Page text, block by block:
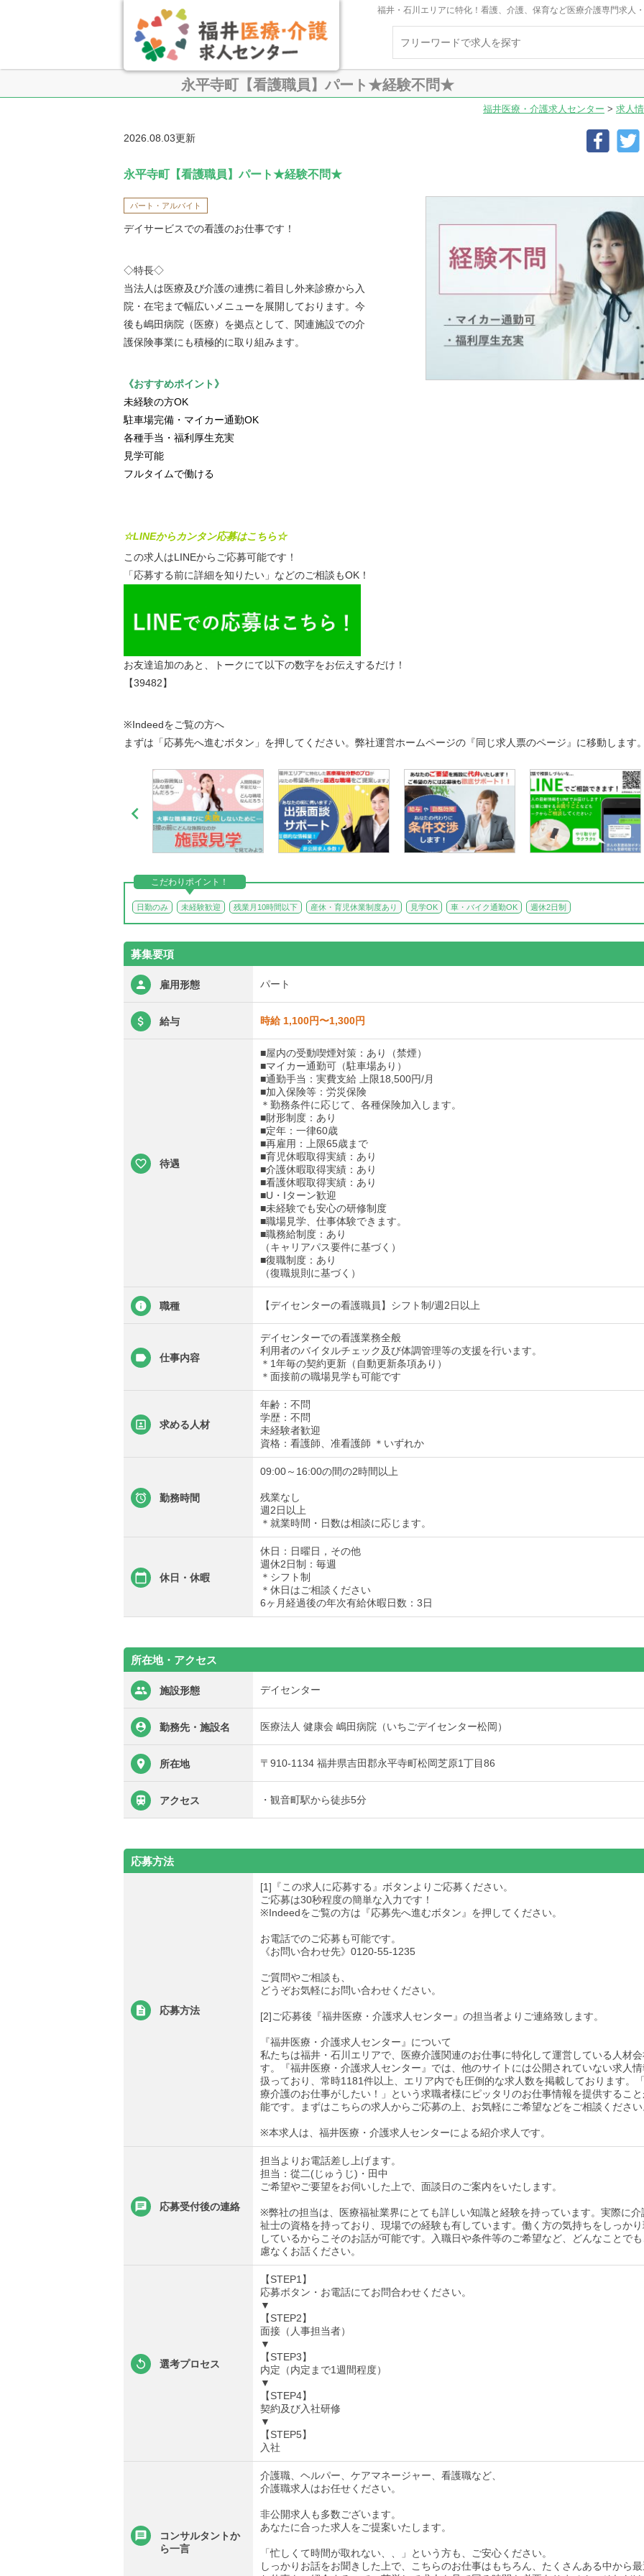
福井・石川エリアに特化！看護、介護、保育など医療介護専門求人
永平寺町【看護職員】パート★経験不問★
福井医療・介護求人センター > 求人
2026.08.03更新
永平寺町【看護職員】パート★経験不問★
パート・アルバイト
デイサービスでの看護のお仕事です！
◇特長◇
当法人は医療及び介護の連携に着目し外来診療から入
院・在宅まで幅広いメニューを展開しております。今
後も嶋田病院（医療）を拠点として、関連施設での介
護保険事業にも積極的に取り組みます。
《おすすめポイント》
未経験の方OK
駐車場完備・マイカー通勤OK
各種手当・福利厚生充実
見学可能
フルタイムで働ける
☆LINEからカンタン応募はこちら☆
この求人はLINEからご応募可能です！
「応募する前に詳細を知りたい」などのご相談もOK！
お友達追加のあと、トークにて以下の数字をお伝えするだけ！
【39482】
※Indeedをご覧の方へ
まずは「応募先へ進むボタン」を押してください。弊社運営ホームページの『同じ求人票のページ』に移動します

こだわりポイント！
日勤のみ 未経験歓迎 残業月10時間以下 産休・育児休業制度あり 見学OK 車・バイク通勤OK 週休2日制
募集要項
雇用形態 パート
給与 時給 1,100円〜1,300円
待遇
■屋内の受動喫煙対策：あり（禁煙）
■マイカー通勤可（駐車場あり）
■通勤手当：実費支給 上限18,500円/月
■加入保険等：労災保険
＊勤務条件に応じて、各種保険加入します。
■財形制度：あり
■定年：一律60歳
■再雇用：上限65歳まで
■育児休暇取得実績：あり
■介護休暇取得実績：あり
■看護休暇取得実績：あり
■U・Iターン歓迎
■未経験でも安心の研修制度
■職場見学、仕事体験できます。
■職務給制度：あり
（キャリアパス要件に基づく）
■復職制度：あり
（復職規則に基づく）
職種 【デイセンターの看護職員】シフト制/週2日以上
仕事内容
デイセンターでの看護業務全般
利用者のバイタルチェック及び体調管理等の支援を行います。
＊1年毎の契約更新（自動更新条項あり）
＊面接前の職場見学も可能です
求める人材
年齢：不問
学歴：不問
未経験者歓迎
資格：看護師、准看護師 ＊いずれか
勤務時間
09:00～16:00の間の2時間以上
残業なし
週2日以上
＊就業時間・日数は相談に応じます。
休日・休暇
休日：日曜日，その他
週休2日制：毎週
＊シフト制
＊休日はご相談ください
6ヶ月経過後の年次有給休暇日数：3日
所在地・アクセス
施設形態 デイセンター
勤務先・施設名 医療法人 健康会 嶋田病院（いちごデイセンター松岡）
所在地 〒910-1134 福井県吉田郡永平寺町松岡芝原1丁目86
アクセス ・観音町駅から徒歩5分
応募方法
応募方法
[1]『この求人に応募する』ボタンよりご応募ください。
ご応募は30秒程度の簡単な入力です！
※Indeedをご覧の方は『応募先へ進むボタン』を押してください。
お電話でのご応募も可能です。
《お問い合わせ先》0120-55-1235
ご質問やご相談も、
どうぞお気軽にお問い合わせください。
[2]ご応募後『福井医療・介護求人センター』の担当者よりご連絡致します。
『福井医療・介護求人センター』について
私たちは福井・石川エリアで、医療介護関連のお仕事に特化して運営している人材
す。『福井医療・介護求人センター』では、他のサイトには公開されていない求人
扱っており、常時1181件以上、エリア内でも圧倒的な求人数を掲載しております。
療介護のお仕事がしたい！」という求職者様にピッタリのお仕事情報を提供するこ
能です。まずはこちらの求人からご応募の上、お気軽にご希望などをご相談くださ
※本求人は、福井医療・介護求人センターによる紹介求人です。
応募受付後の連絡
担当よりお電話差し上げます。
担当：從二(じゅうじ)・田中
ご希望やご要望をお伺いした上で、面談日のご案内をいたします。
※弊社の担当は、医療福祉業界にとても詳しい知識と経験を持っています。実際に介
祉士の資格を持っており、現場での経験も有しています。働く方の気持ちをしっか
しているからこそのお話が可能です。入職日や条件等のご希望など、どんなことで
慮なくお話ください。
選考プロセス
【STEP1】
応募ボタン・お電話にてお問合わせください。
▼
【STEP2】
面接（人事担当者）
▼
【STEP3】
内定（内定まで1週間程度）
▼
【STEP4】
契約及び入社研修
▼
【STEP5】
入社
コンサルタントか
ら一言
介護職、ヘルパー、ケアマネージャー、看護職など、
介護職求人はお任せください。
非公開求人も多数ございます。
あなたに合った求人をご提案いたします。
「忙しくて時間が取れない、、」という方も、ご安心ください。
しっかりお話をお聞きした上で、こちらのお仕事はもちろん、たくさんある中から